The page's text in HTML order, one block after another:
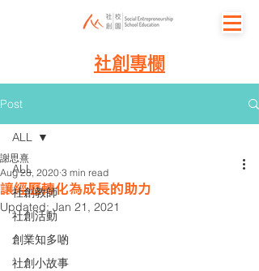
社創專欄
Post
ALL
社創教師
社創活動
創業知多啲
社創小故事
ALL
讓經歷轉化為成長的助力
謝思熹
Aug 28, 2020 3 min read
Updated: Jan 21, 2021